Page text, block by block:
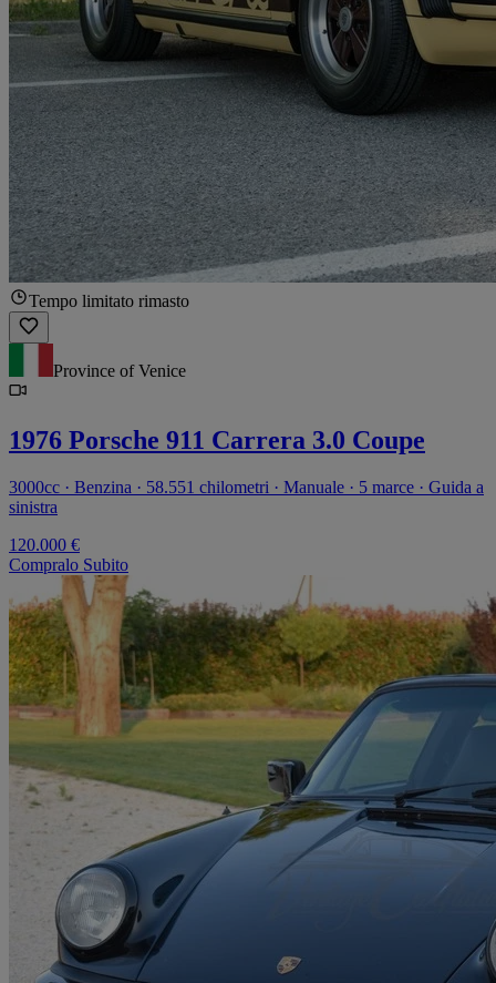
Tempo limitato rimasto
Province of Venice
1976 Porsche 911 Carrera 3.0 Coupe
3000cc · Benzina · 58.551 chilometri · Manuale · 5 marce · Guida a
sinistra
120.000 €
Compralo Subito